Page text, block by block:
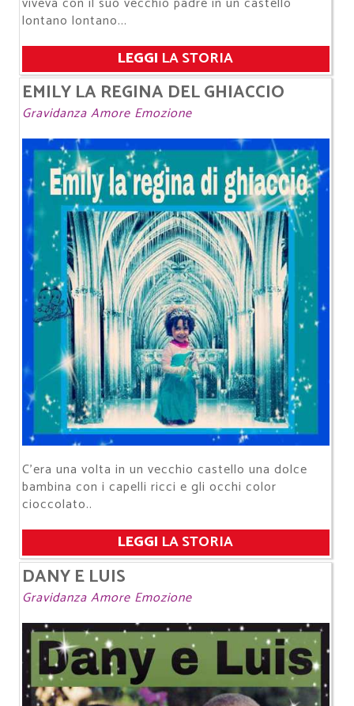
lontano lontano...
LEGGI LA STORIA
EMILY LA REGINA DEL GHIACCIO
Gravidanza Amore Emozione
​​​​​​​C’era una volta in un vecchio castello una dolce
bambina con i capelli ricci e gli occhi color
cioccolato..
LEGGI LA STORIA
DANY E LUIS
Gravidanza Amore Emozione